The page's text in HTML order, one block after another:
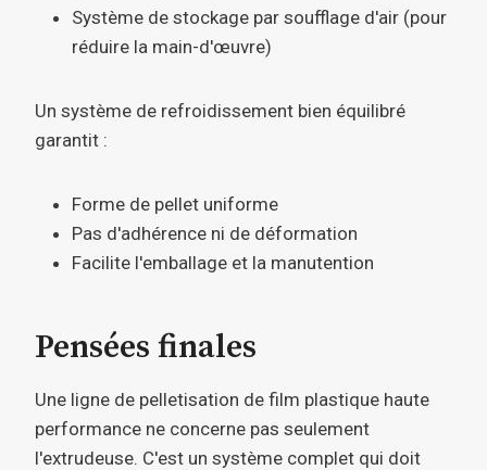
Système de stockage par soufflage d'air (pour
réduire la main-d'œuvre)
Un système de refroidissement bien équilibré
garantit :
Forme de pellet uniforme
Pas d'adhérence ni de déformation
Facilite l'emballage et la manutention
Pensées finales
Une ligne de pelletisation de film plastique haute
performance ne concerne pas seulement
l'extrudeuse. C'est un système complet qui doit